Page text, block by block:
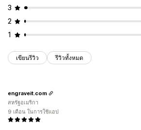
3
2
1
เขียนรีวิว รีวิวทั้งหมด
engraveit.com
สหรัฐอเมริกา
9 เดือน ในการใช้แอป